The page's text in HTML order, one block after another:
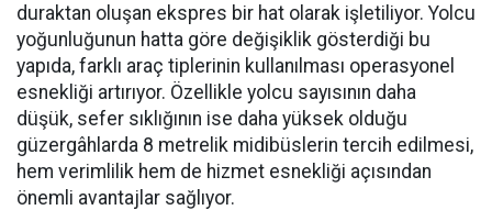
duraktan oluşan ekspres bir hat olarak işletiliyor. Yolcu
yoğunluğunun hatta göre değişiklik gösterdiği bu
yapıda, farklı araç tiplerinin kullanılması operasyonel
esnekliği artırıyor. Özellikle yolcu sayısının daha
düşük, sefer sıklığının ise daha yüksek olduğu
güzergâhlarda 8 metrelik midibüslerin tercih edilmesi,
hem verimlilik hem de hizmet esnekliği açısından
önemli avantajlar sağlıyor.